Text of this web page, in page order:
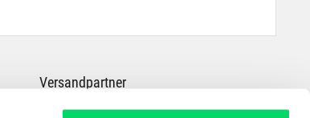
Versandpartner